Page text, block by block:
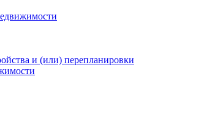
и (или) перепланировки